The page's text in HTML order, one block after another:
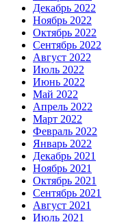
Декабрь 2022
Ноябрь 2022
Октябрь 2022
Сентябрь 2022
Август 2022
Июль 2022
Июнь 2022
Май 2022
Апрель 2022
Март 2022
Февраль 2022
Январь 2022
Декабрь 2021
Ноябрь 2021
Октябрь 2021
Сентябрь 2021
Август 2021
Июль 2021